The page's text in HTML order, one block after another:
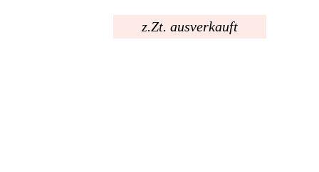
z.Zt. ausverkauft